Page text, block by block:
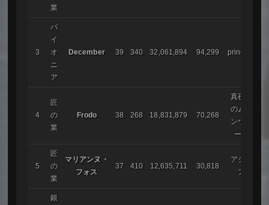
業
3
パ
イ
オ
ニ
ア
December 39 340 32,061,894 94,299 princess
4
匠
の
業
Frodo 38 268 18,831,879 70,268
真夜中
のムー
ンウォ
ーク
5
匠
の
業
マリアンヌ・
フォス
37 410 12,635,711 30,818
アシリ
ア
銀